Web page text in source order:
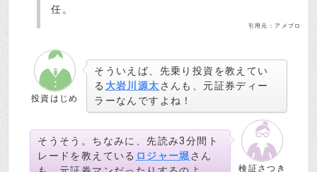
任。
引用元：アメブロ
投資はじめ
そういえば、先乗り投資を教えてい
る 大岩川源太さんも、元証券ディー
ラーなんですよね！
検証さつき
そうそう。ちなみに、先読み3分間ト
レードを教えている ロジャー堀さん